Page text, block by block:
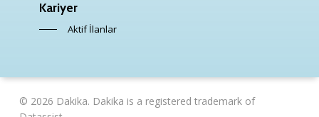
Kariyer
Aktif İlanlar
© 2026 Dakika. Dakika is a registered trademark of